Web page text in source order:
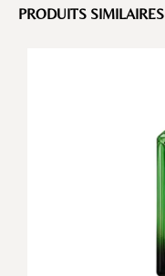
PRODUITS SIMILAIRES